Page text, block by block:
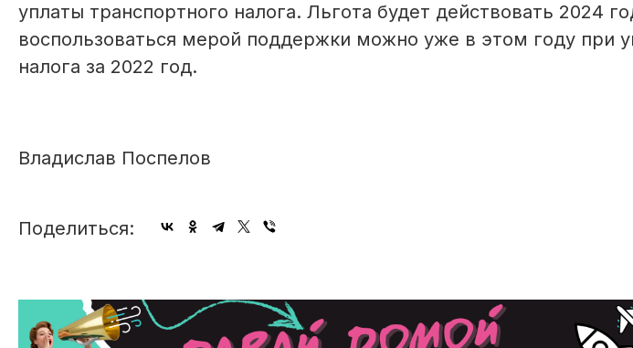
уплаты транспортного налога. Льгота будет действовать 2024
воспользоваться мерой поддержки можно уже в этом году при
налога за 2022 год.
Владислав Поспелов
Поделиться: